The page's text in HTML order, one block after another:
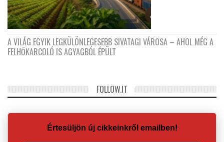
A VILÁG EGYIK LEGKÜLÖNLEGESEBB SIVATAGI VÁROSA – AHOL MÉG A
FELHŐKARCOLÓ IS AGYAGBÓL ÉPÜLT
FOLLOW.IT
Értesüljön új cikkeinkről emailben!